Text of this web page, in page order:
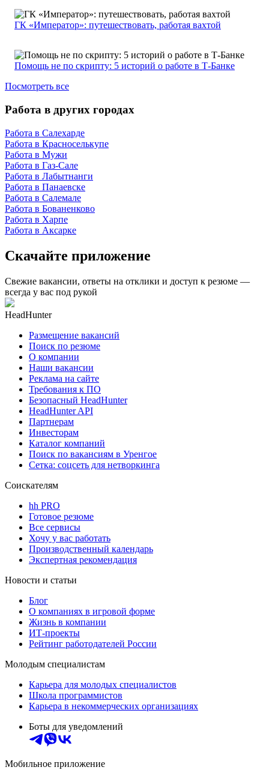
ГК «Император»: путешествовать, работая вахтой
Помощь не по скрипту: 5 историй о работе в Т-Банке
Посмотреть все
Работа в других городах
Работа в Салехарде
Работа в Красноселькупе
Работа в Мужи
Работа в Газ-Сале
Работа в Лабытнанги
Работа в Панаевске
Работа в Салемале
Работа в Бованенково
Работа в Харпе
Работа в Аксарке
Скачайте приложение
Свежие вакансии, ответы на отклики и доступ к резюме —
всегда у вас под рукой
HeadHunter
Размещение вакансий
Поиск по резюме
О компании
Наши вакансии
Реклама на сайте
Требования к ПО
Безопасный HeadHunter
HeadHunter API
Партнерам
Инвесторам
Каталог компаний
Поиск по вакансиям в Уренгое
Сетка: соцсеть для нетворкинга
Соискателям
hh PRO
Готовое резюме
Все сервисы
Хочу у вас работать
Производственный календарь
Экспертная рекомендация
Новости и статьи
Блог
О компаниях в игровой форме
Жизнь в компании
ИТ-проекты
Рейтинг работодателей России
Молодым специалистам
Карьера для молодых специалистов
Школа программистов
Карьера в некоммерческих организациях
Боты для уведомлений
Мобильное приложение